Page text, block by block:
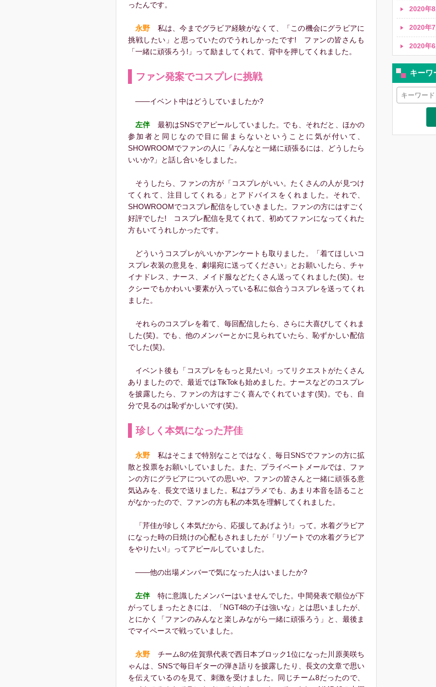
ったんです。
永野 私は、今までグラビア経験がなくて、「この機会にグラビアに
挑戦したい」と思っていたのでうれしかったです! ファンの皆さんも
「一緒に頑張ろう!」って励ましてくれて、背中を押してくれました。
ファン発案でコスプレに挑戦
――イベント中はどうしていましたか?
左伴最初はSNSでアピールしていました。でも、それだと、ほかの
参加者と同じなので目に留まらないということに気が付いて、
SHOWROOMでファンの人に「みんなと一緒に頑張るには、どうしたら
いいか?」と話し合いをしました。
そうしたら、ファンの方が「コスプレがいい。たくさんの人が見つけ
てくれて、注目してくれる」とアドバイスをくれました。それで、
SHOWROOMでコスプレ配信をしていきました。ファンの方にはすごく
好評でした! コスプレ配信を見てくれて、初めてファンになってくれた
方もいてうれしかったです。
どういうコスプレがいいかアンケートも取りました。「着てほしいコ
スプレ衣装の意見を、劇場宛に送ってください」とお願いしたら、チャ
イナドレス、ナース、メイド服などたくさん送ってくれました(笑)。セ
クシーでもかわいい要素が入っている私に似合うコスプレを送ってくれ
ました。
それらのコスプレを着て、毎回配信したら、さらに大喜びしてくれま
した(笑)。でも、他のメンバーとかに見られていたら、恥ずかしい配信
でした(笑)。
イベント後も「コスプレをもっと見たい!」ってリクエストがたくさん
ありましたので、最近ではTikTokも始めました。ナースなどのコスプレ
を披露したら、ファンの方はすごく喜んでくれています(笑)。でも、自
分で見るのは恥ずかしいです(笑)。
珍しく本気になった芹佳
永野 私はそこまで特別なことではなく、毎日SNSでファンの方に拡
散と投票をお願いしていました。また、プライベートメールでは、ファ
ンの方にグラビアについての思いや、ファンの皆さんと一緒に頑張る意
気込みを、長文で送りました。私はプラメでも、あまり本音を語ること
がなかったので、ファンの方も私の本気を理解してくれました。
「芹佳が珍しく本気だから、応援してあげよう!」って。水着グラビア
になった時の日焼けの心配もされましたが「リゾートでの水着グラビア
をやりたい!」ってアピールしていました。
――他の出場メンバーで気になった人はいましたか?
左伴特に意識したメンバーはいませんでした。中間発表で順位が下
がってしまったときには、「NGT48の子は強いな」とは思いましたが、
とにかく「ファンのみんなと楽しみながら一緒に頑張ろう」と、最後ま
でマイペースで戦っていました。
永野 チーム8の佐賀県代表で西日本ブロック1位になった川原美咲ち
ゃんは、SNSで毎日ギターの弾き語りを披露したり、長文の文章で思い
を伝えているのを見て、刺激を受けました。同じチーム8だったので、
2020年
2020年
2020年
キーワ